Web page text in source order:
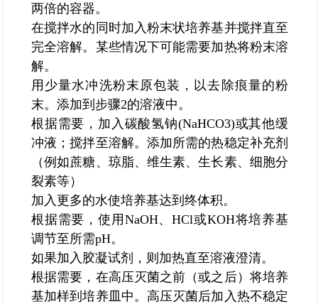
两倍的容器。
在搅拌水的同时加入粉末状培养基并搅拌直至
完全溶解。某些情况下可能需要加热将粉末溶
解。
用少量水冲洗粉末原包装，以去除痕量的粉
末。添加到步骤2的溶液中。
根据需要，加入碳酸氢钠(NaHCO3)或其他缓
冲液；搅拌至溶解。添加所需的热稳定补充剂
（例如蔗糖、琼脂、维生素、生长素、细胞分
裂素等）
加入更多的水使培养基达到终体积。
根据需要，使用NaOH、HCl或KOH将培养基
调节至所需pH。
如果加入胶凝试剂，则加热直至溶液澄清。
根据需要，在高压灭菌之前（或之后）将培养
基加样到培养皿中。高压灭菌后加入热不稳定